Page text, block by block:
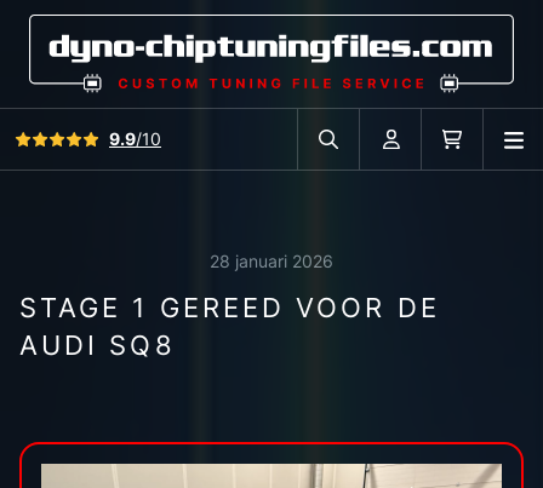
Bekijk alle reviews
9.9/10
Zoek in autodatabase
Account
28 januari 2026
STAGE 1 GEREED VOOR DE
AUDI SQ8